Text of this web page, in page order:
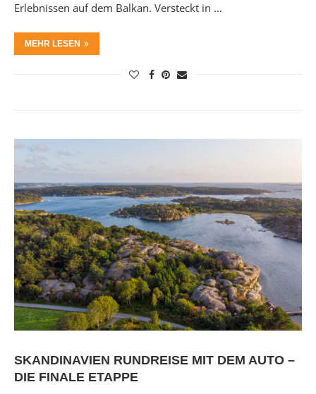
Erlebnissen auf dem Balkan. Versteckt in …
MEHR LESEN
SKANDINAVIEN RUNDREISE MIT DEM AUTO –
DIE FINALE ETAPPE